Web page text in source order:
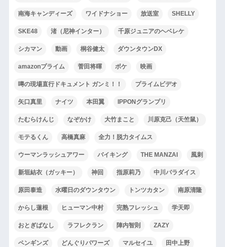
南海キャンディーズ ワイドナショー 放送室 SHELLY
SKE48 渚（尼神インター） 千原ジュニアのヘベレケ
シカマン 動画 桐谷健太 ダウンタウンDX
amazonプライム 菅田将暉 ボケ 映画
噂の現場直行ドキュメント ガンミ！！ プライムビデオ
矢口真里 ナイツ 本田翼 IPPONグランプリ
たむらけんじ なぞかけ 大竹まこと 川原克己（天竺鼠）
モテるくん 高橋真麻 全力！脱力タイムス
ウーマンラッシュアワー バイキング THE MANZAI 風刺
新垣結衣（ガッキー） 神回 指原莉乃 中川パラダイス
原田泰造 水曜日のダウンタウン トンツカタン 南原清隆
からし蓮根 ヒューマン中村 完熟フレッシュ 学天即
おとぎばなし ラフレクラン 陣内智則 ZAZY
ペンギンズ どんぐりパワーズ マルセイユ 田中上野